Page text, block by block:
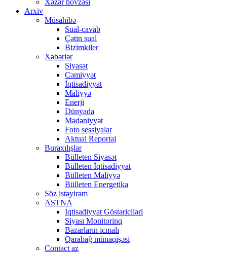
Xəzər hövzəsi
Arxiv
Müsahibə
Sual-cavab
Çətin sual
Bizimkiler
Xəbərlər
Siyasət
Cəmiyyət
İqtisadiyyat
Maliyyə
Enerji
Dünyada
Mədəniyyət
Foto sessiyalar
Aktual Reportaj
Buraxılışlar
Bülleten Siyasət
Bülleten İqtisadiyyat
Bülleten Maliyyə
Bülleten Energetika
Söz istəyirəm
ASTNA
İqtisadiyyat Göstəriciləri
Siyası Monitorinq
Bazarların icmalı
Qarabağ münaqişəsi
Contact az